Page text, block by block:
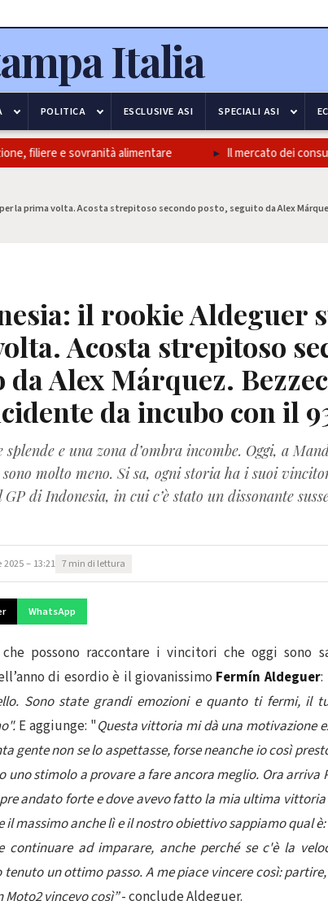
POLITICA ESCLUSIVE ASI SPECIALI ASI
e sovranità alimentare Il mercato dei consumi
la prima volta. Acosta strepitoso secondo posto, seguito da Alex
il rookie Aldeguer
Acosta strepitoso
Alex Márquez.
da incubo con il
e una zona d’ombra incombe. Oggi, a
molto meno. Si sa, ogni storia ha i suoi
di Indonesia, in cui c’è stato un dissonante
– 13:21 7 min di lettura
WhatsApp
possono raccontare i vincitori che oggi sono
di esordio è il giovanissimo Fermín Aldeguer:
Sono state grandi emozioni e quanto ti fermi, il
E aggiunge: "Questa vittoria mi dà una motivazione
gente non se lo aspettasse, forse neanche io così
uno stimolo a provare a fare ancora meglio. Ora arriva
andato forte e dove avevo fatto la mia ultima
il massimo anche lì e il nostro obiettivo sappiamo qual
continuare ad imparare, anche perché se c'è la
un ottimo passo. A me piace vincere così:
vincevo così”- conclude Aldeguer.